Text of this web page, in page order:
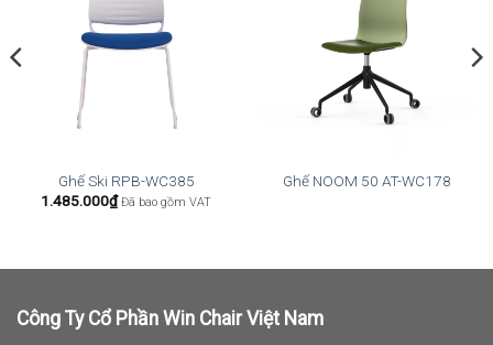
Ghế Ski RPB-WC385
1.485.000₫ Đã bao gồm VAT
Ghế NOOM 50 AT-WC178
Công Ty Cổ Phần Win Chair Việt Nam